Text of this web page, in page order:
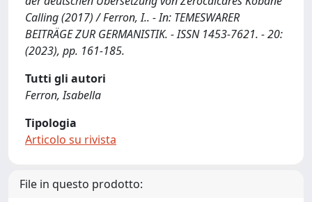
Calling (2017) / Ferron, I.. - In: TEMESWARER
BEITRÄGE ZUR GERMANISTIK. - ISSN 1453-7621. - 20:
(2023), pp. 161-185.
Tutti gli autori
Ferron, Isabella
Tipologia
Articolo su rivista
File in questo prodotto: